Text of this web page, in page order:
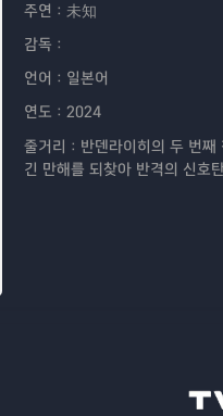
주연： 未知
감독：
언어： 일본어
연도： 2024
줄거리： 반덴라이히의 두 번
긴 만해를 되찾아 반격의 신호